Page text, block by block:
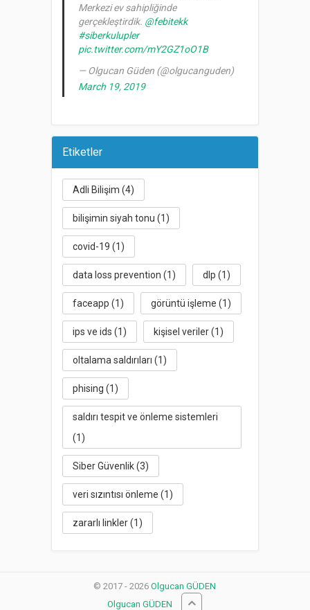
Merkezi ev sahipliğinde
gerçekleştirdik. @febitekk
#siberkulupler
pic.twitter.com/mY2GZ1oO1B
— Olgucan Güden (@olgucanguden)
March 19, 2019
Etiketler
Adli Bilişim (4)
bilişimin siyah tonu (1)
covid-19 (1)
data loss prevention (1) dlp (1)
faceapp (1) görüntü işleme (1)
ips ve ids (1) kişisel veriler(1)
oltalama saldırıları (1)
phising (1)
saldırı tespit ve önleme sistemleri
(1)
Siber Güvenlik(3)
veri sızıntısı önleme (1)
zararlı linkler(1)
© 2017 - 2026Olgucan GÜDEN
Olgucan GÜDEN